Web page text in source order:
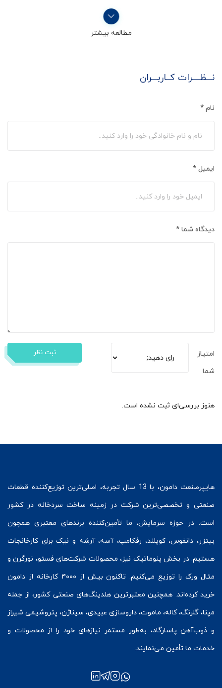
مطالعه بیشتر
نـــظــــرات کــاربـــران
نام *
ایمیل *
دیدگاه شما *
امتیاز
شما
ثبت نظر
هنوز بررسی‌ای ثبت نشده است.
هایپرصنعت
دامون، با 13 سال تجربه، اصلی‌ترین توزیع‌کننده قطعات
صنعتی و تخصصی‌ترین شرکت در زمینه ساخت سردخانه در کشور
است. در حوزه سرمایش، ما تأمین‌کننده برندهای معتبری همچون
بیتزر، دانفوس،کوپلند، رفکامپ، آسه، آرشه و نیک برای کارخانجات
هستیم. در بخش پنوماتیک نیز، محصولات شرکت‌های فستو، نورگرن و
متال ورک
را توزیع می‌کنیم. تاکنون بیش از ۴۰۰۰ کارخانه از دامون
خرید کرده‌اند. همچنین معتبرترین هلدینگ‌های صنعتی کشور، از جمله
مپنا، گلرنگ، کاله، ماموت، داروسازی عبیدی، سیناژن، پتروشیمی شیراز
و ذوب‌آهن پاسارگاد، به‌طور مستمر نیازهای خود را از محصولات و
خدمات ما تأمین می‌نمایند.